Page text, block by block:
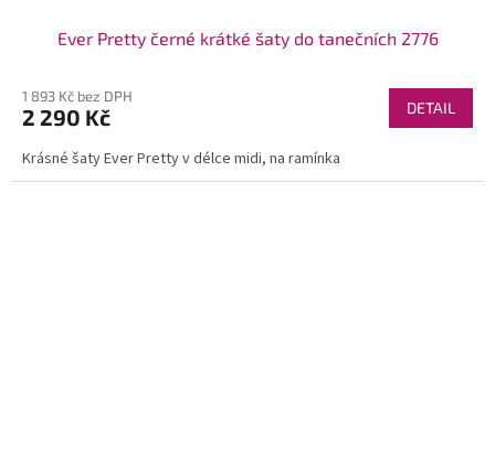
Ever Pretty černé krátké šaty do tanečních 2776
1 893 Kč bez DPH
2 290 Kč DETAIL
Krásné šaty Ever Pretty v délce midi, na ramínka